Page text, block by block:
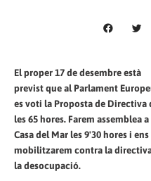
El proper 17 de desembre està
previst que al Parlament
es voti la Proposta de Directiva
les 65 hores. Farem assemblea a
Casa del Mar les 9'30 hores i ens
mobilitzarem contra la
la desocupació.